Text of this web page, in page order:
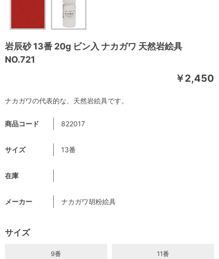
岩辰砂 13番 20g ビン入 ナカガワ 天然岩絵具
NO.721
￥2,450
商品コード 822017
サイズ 13番
在庫
メーカー ナカガワ胡粉絵具
サイズ
9番 11番
ナカガワの代表的な、天然岩絵具です。